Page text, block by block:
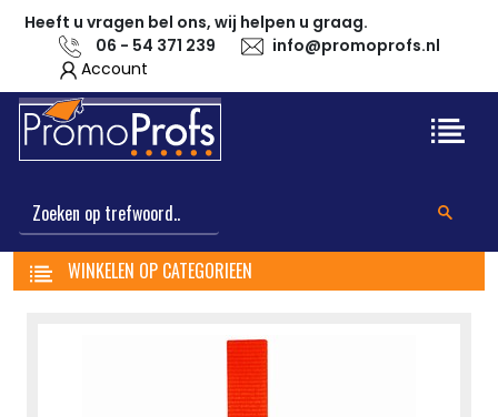
Heeft u vragen bel ons, wij helpen u graag.
06 - 54 371 239
info@promoprofs.nl
Account
WINKELEN OP CATEGORIEEN